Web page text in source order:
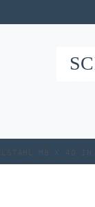
M8 x 40 in